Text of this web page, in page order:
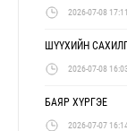
2026-07-08 17:11
ШҮҮХИЙН
2026-07-08 16:03
БАЯР ХҮРГЭЕ
2026-07-07